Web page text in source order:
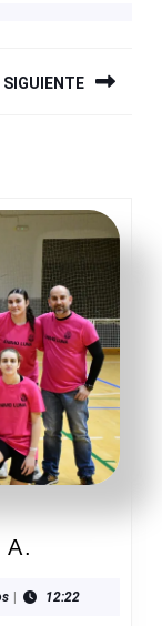
SIGUIENTE
A.
DE
| 12:22